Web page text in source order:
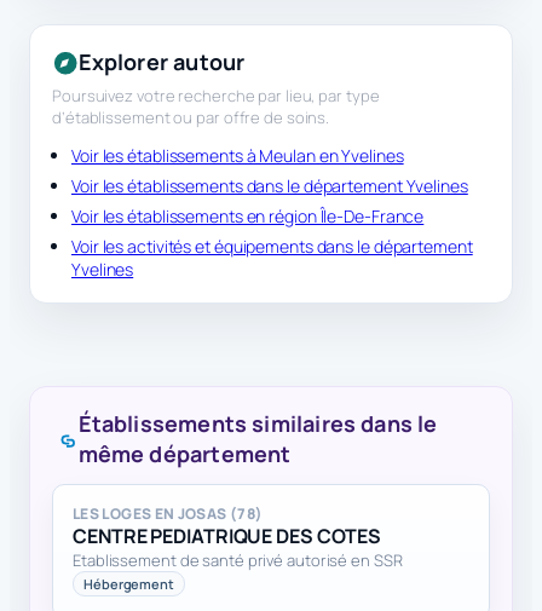
Établissements similaires dans le
même département
LES LOGES EN JOSAS (78)
CENTRE PEDIATRIQUE DES COTES
Etablissement de santé privé autorisé en SSR
Hébergement
Explorer autour
Poursuivez votre recherche par lieu, par type
d’établissement ou par offre de soins.
Voir les établissements à Meulan en Yvelines
Voir les établissements dans le département Yvelines
Voir les établissements en région Île-De-France
Voir les activités et équipements dans le département
Yvelines